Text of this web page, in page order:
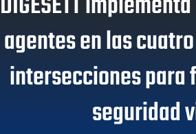
agentes en las
intersecciones
seguridad